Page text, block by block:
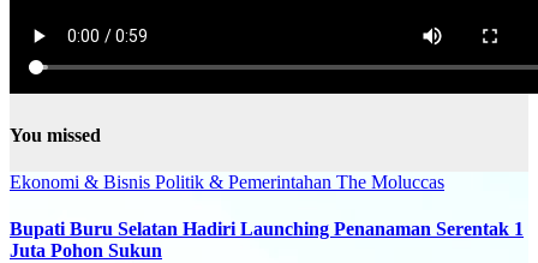
You missed
Ekonomi & Bisnis Politik & Pemerintahan The Moluccas
Bupati Buru Selatan Hadiri Launching Penanaman Serentak 1
Juta Pohon Sukun